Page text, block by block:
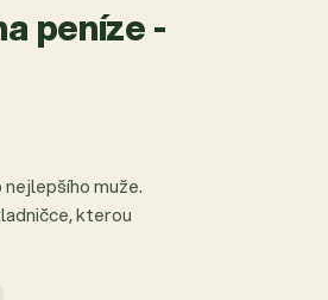
peníze -
muže.
kterou